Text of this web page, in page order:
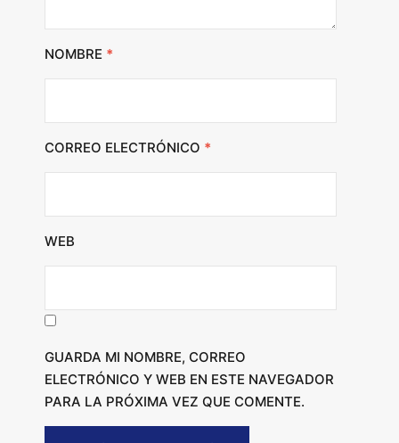
NOMBRE *
CORREO ELECTRÓNICO *
WEB
GUARDA MI NOMBRE, CORREO
ELECTRÓNICO Y WEB EN ESTE NAVEGADOR
PARA LA PRÓXIMA VEZ QUE COMENTE.